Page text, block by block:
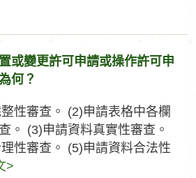
或變更許可申請或操作許可申
何？
性審查。 (2)申請表格中各欄
。 (3)申請資料真實性審查。
性審查。 (5)申請資料合法性
>